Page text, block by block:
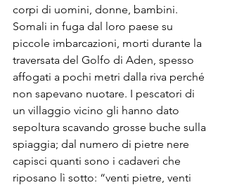
corpi di uomini, donne, bambini.
Somali in fuga dal loro paese su
piccole imbarcazioni, morti durante la
traversata del Golfo di Aden, spesso
affogati a pochi metri dalla riva perché
non sapevano nuotare. I pescatori di
un villaggio vicino gli hanno dato
sepoltura scavando grosse buche sulla
spiaggia; dal numero di pietre nere
capisci quanti sono i cadaveri che
riposano lì sotto: “venti pietre, venti